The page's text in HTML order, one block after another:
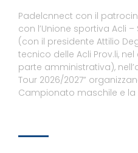
Padelcnnect con il
con l’Unione sportiva Acli
(con il presidente Attilio
tecnico delle Acli Prov.li,
parte amministrativa),
Tour 2026/2027”
Campionato maschile e la